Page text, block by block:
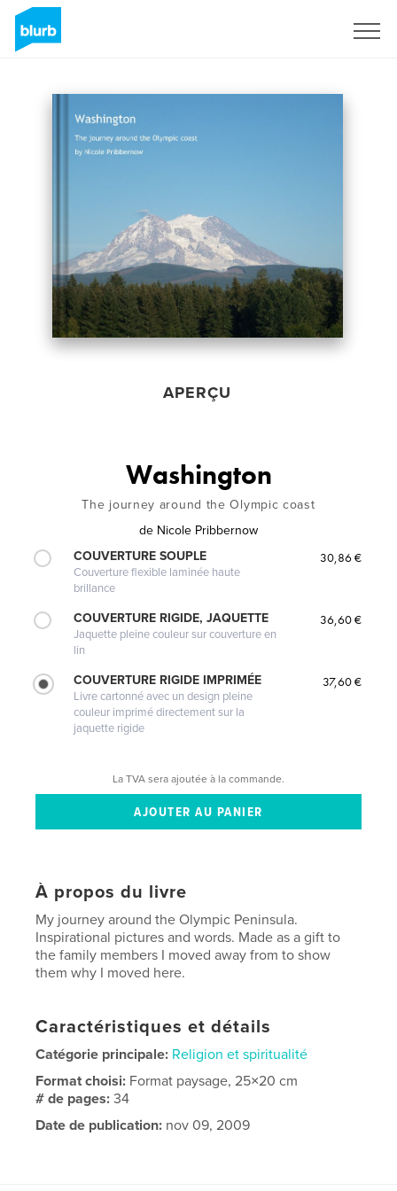
APERÇU
Washington
The journey around the Olympic coast
de Nicole Pribbernow
COUVERTURE SOUPLE
Couverture flexible laminée haute
brillance
30,86 €
COUVERTURE RIGIDE, JAQUETTE
Jaquette pleine couleur sur couverture en
lin
36,60 €
COUVERTURE RIGIDE IMPRIMÉE
Livre cartonné avec un design pleine
couleur imprimé directement sur la
jaquette rigide
37,60 €
La TVA sera ajoutée à la commande.
À propos du livre
My journey around the Olympic Peninsula.
Inspirational pictures and words. Made as a gift to
the family members I moved away from to show
them why I moved here.
Caractéristiques et détails
Catégorie principale: Religion et spiritualité
Format choisi: Format paysage, 25×20 cm
# de pages:34
Date de publication: nov 09, 2009